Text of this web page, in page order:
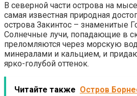
В северной части острова на
самая известная природная
острова Закинтос – знаменитые
Солнечные лучи, попадающие в
преломляются через морскую
минералами и кальцием, и
ярко-голубой оттенок.
Читайте также Остров